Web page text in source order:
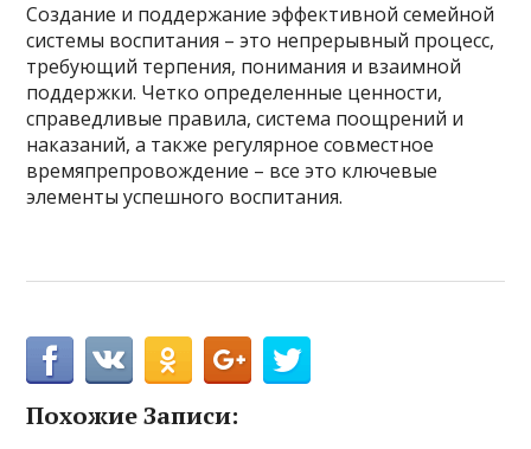
Создание и поддержание эффективной семейной
системы воспитания – это непрерывный процесс,
требующий терпения, понимания и взаимной
поддержки. Четко определенные ценности,
справедливые правила, система поощрений и
наказаний, а также регулярное совместное
времяпрепровождение – все это ключевые
элементы успешного воспитания.
Похожие Записи: